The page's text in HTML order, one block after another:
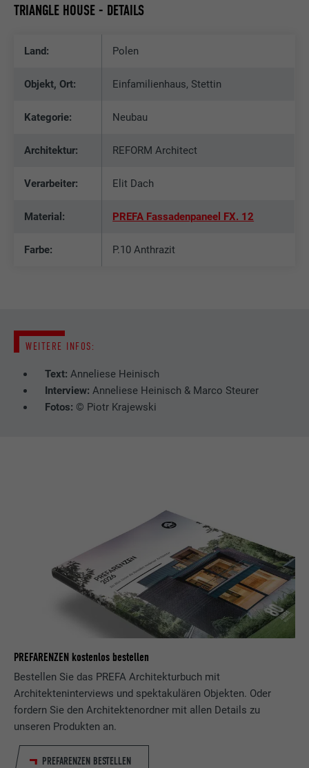
TRIANGLE HOUSE - DETAILS
Land: Polen
Objekt, Ort: Einfamilienhaus, Stettin
Kategorie: Neubau
Architektur: REFORM Architect
Verarbeiter: Elit Dach
Material: PREFA Fassadenpaneel FX. 12
Farbe: P.10 Anthrazit
WEITERE INFOS:
Text: Anneliese Heinisch
Interview: Anneliese Heinisch & Marco Steurer
Fotos: © Piotr Krajewski
PREFARENZEN kostenlos bestellen
Bestellen Sie das PREFA Architekturbuch mit
Architekteninterviews und spektakulären Objekten. Oder
fordern Sie den Architektenordner mit allen Details zu
unseren Produkten an.
PREFARENZEN BESTELLEN